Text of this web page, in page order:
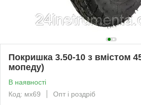
Покришка 3.50-10 з вмістом
мопеду)
В наявності
Код: мх69
Опт і роздріб